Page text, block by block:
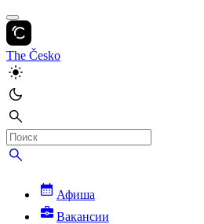
The Česko
Афиша
Вакансии